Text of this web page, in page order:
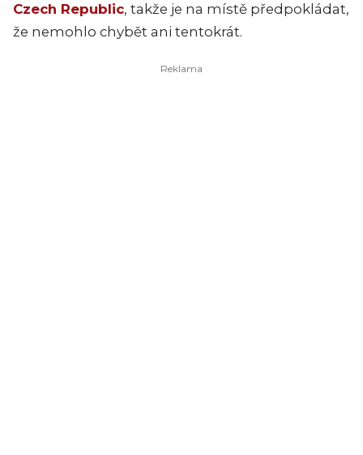
Czech Republic, takže je na místě předpokládat,
že nemohlo chybět ani tentokrát.